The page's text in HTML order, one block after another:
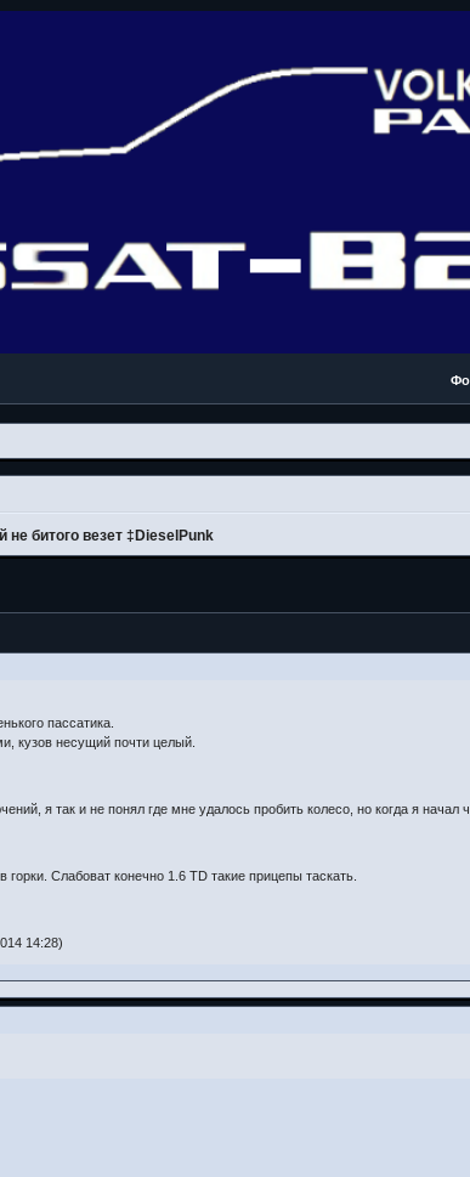
не битого везет ‡DieselPunk
пассатика.
кузов несущий почти целый.
я так и не понял где мне удалось пробить колесо, но когда я начал
Слабоват конечно 1.6 TD такие прицепы таскать.
14:28)